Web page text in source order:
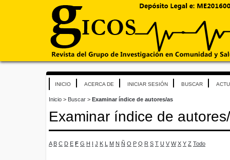
INICIO ACERCA DE INICIAR SESIÓN BUSCAR
Inicio > Buscar > Examinar índice de autores/as
Examinar índice de
A B C D E F G H I J K L M N Ñ O P Q R S T U V W X Y Z Todo